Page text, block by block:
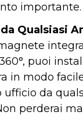
importante.
Qualsiasi
puoi
in modo
ufficio da
perderai